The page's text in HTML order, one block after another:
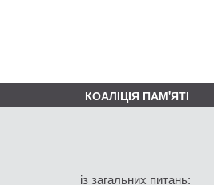
КОАЛІЦІЯ ПАМ'ЯТІ
із загальних питань: